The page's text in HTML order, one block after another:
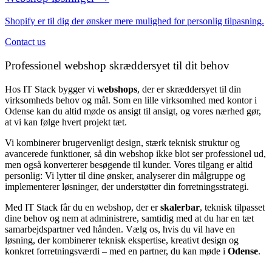
Shopify er til dig der ønsker mere mulighed for personlig tilpasning.
Contact us
Professionel webshop skræddersyet til dit behov
Hos IT Stack bygger vi webshops, der er skræddersyet til din
virksomheds behov og mål. Som en lille virksomhed med kontor i
Odense kan du altid møde os ansigt til ansigt, og vores nærhed gør,
at vi kan følge hvert projekt tæt.
Vi kombinerer brugervenligt design, stærk teknisk struktur og
avancerede funktioner, så din webshop ikke blot ser professionel ud,
men også konverterer besøgende til kunder. Vores tilgang er altid
personlig: Vi lytter til dine ønsker, analyserer din målgruppe og
implementerer løsninger, der understøtter din forretningsstrategi.
Med IT Stack får du en webshop, der erskalerbar, teknisk tilpasset
dine behov og nem at administrere, samtidig med at du har en tæt
samarbejdspartner ved hånden. Vælg os, hvis du vil have en
løsning, der kombinerer teknisk ekspertise, kreativt design og
konkret forretningsværdi – med en partner, du kan møde i Odense.